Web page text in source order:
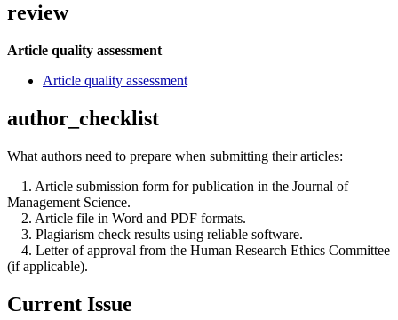
review
Article quality assessment
Article quality assessment
author_checklist
What authors need to prepare when submitting their articles:
1. Article submission form for publication in the Journal of
Management Science.
2. Article file in Word and PDF formats.
3. Plagiarism check results using reliable software.
4. Letter of approval from the Human Research Ethics Committee
(if applicable).
Current Issue